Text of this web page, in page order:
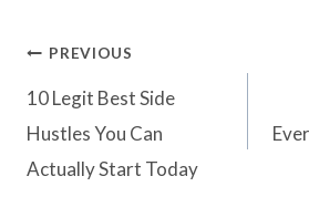
Post
navigation
PREVIOUS
10 Legit Best Side
Hustles You Can
Actually Start Today